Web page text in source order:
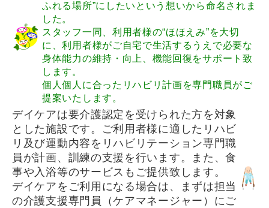
ふれる場所”にしたいという想いから命名されま
した。
スタッフ一同、利用者様の“ほほえみ”を大切
に、利用者様がご自宅で生活するうえで必要な
身体能力の維持・向上、機能回復をサポート致
します。
個人個人に合ったリハビリ計画を専門職員がご
提案いたします。
デイケアは要介護認定を受けられた方を対象
とした施設です。ご利用者様に適したリハビ
リ及び運動内容をリハビリテーション専門職
員が計画、訓練の支援を行います。また、食
事や入浴等のサービスもご提供致します。
デイケアをご利用になる場合は、まずは担当
の介護支援専門員（ケアマネージャー）にご